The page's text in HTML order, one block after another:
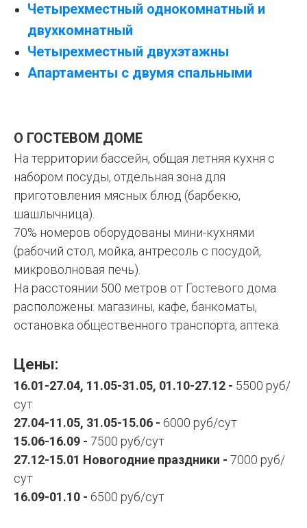
Четырехместный однокомнатный и
двухкомнатный
Четырехместный двухэтажны
Апартаменты с двумя спальными
О ГОСТЕВОМ ДОМЕ
На территории бассейн, общая летняя кухня с
набором посуды, отдельная зона для
приготовления мясных блюд (барбекю,
шашлычница).
70% номеров оборудованы мини-кухнями
(рабочий стол, мойка, антресоль с посудой,
микроволновая печь).
На расстоянии 500 метров от Гостевого дома
расположены: магазины, кафе, банкоматы,
остановка общественного транспорта, аптека.
Цены:
16.01-27.04, 11.05-31.05, 01.10-27.12 - 5500 руб/
сут
27.04-11.05, 31.05-15.06 - 6000 руб/сут
15.06-16.09 - 7500 руб/сут
27.12-15.01 Новогодние праздники - 7000 руб/
сут
16.09-01.10 - 6500 руб/сут